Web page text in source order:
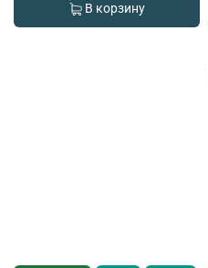
В корзину